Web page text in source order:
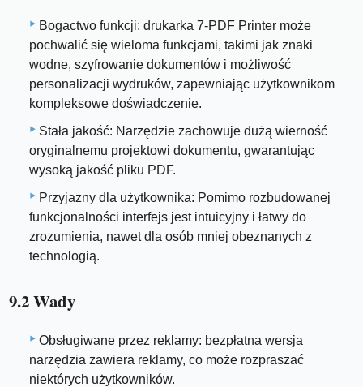
Bogactwo funkcji: drukarka 7-PDF Printer może
pochwalić się wieloma funkcjami, takimi jak znaki
wodne, szyfrowanie dokumentów i możliwość
personalizacji wydruków, zapewniając użytkownikom
kompleksowe doświadczenie.
Stała jakość: Narzędzie zachowuje dużą wierność
oryginalnemu projektowi dokumentu, gwarantując
wysoką jakość pliku PDF.
Przyjazny dla użytkownika: Pomimo rozbudowanej
funkcjonalności interfejs jest intuicyjny i łatwy do
zrozumienia, nawet dla osób mniej obeznanych z
technologią.
9.2 Wady
Obsługiwane przez reklamy: bezpłatna wersja
narzędzia zawiera reklamy, co może rozpraszać
niektórych użytkowników.